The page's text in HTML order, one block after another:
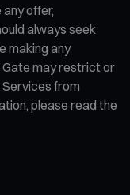
offer,
always seek
making any
may restrict or
from
please read the